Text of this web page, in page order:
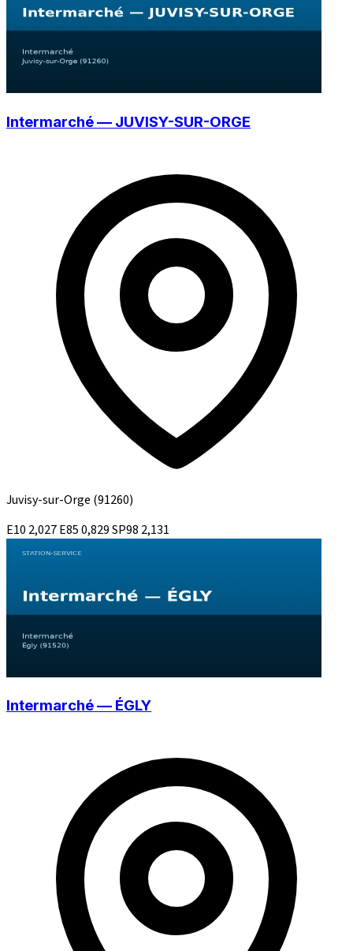
Intermarché — JUVISY-SUR-ORGE
Juvisy-sur-Orge (91260)
E10 2,027E850,829SP98 2,131
Intermarché — ÉGLY